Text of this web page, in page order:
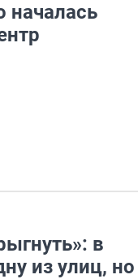
началась
в
из улиц, но